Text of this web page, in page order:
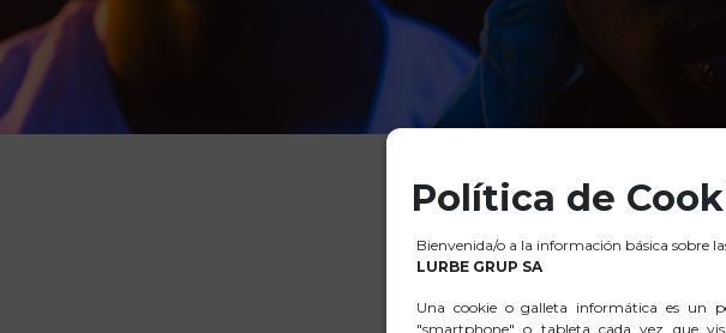
Política de
Bienvenida/o a la información básica sobre
LURBE GRUP SA
Una cookie o galleta informática es un
"smartphone" o tableta cada vez que